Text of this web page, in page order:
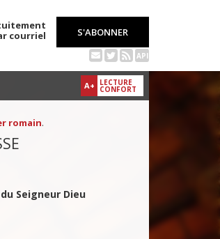
courriel
S'ABONNER
API
A+ LECTURE
CONFORT
romain.
Seigneur Dieu